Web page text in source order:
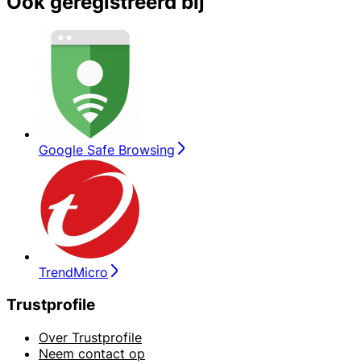
Google Safe Browsing
TrendMicro
Trustprofile
Over Trustprofile
Neem contact op